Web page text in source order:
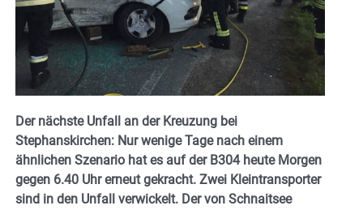
Der nächste Unfall an der Kreuzung bei
Stephanskirchen: Nur wenige Tage nach einem
ähnlichen Szenario hat es auf der B304 heute Morgen
gegen 6.40 Uhr erneut gekracht. Zwei Kleintransporter
sind in den Unfall verwickelt. Der von Schnaitsee